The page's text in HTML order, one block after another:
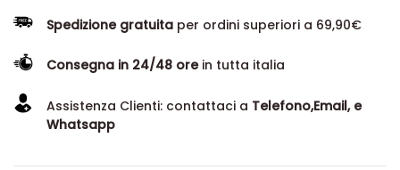
Spedizione gratuita per ordini superiori a 69,90€
Consegna in 24/48 orein tutta italia
Assistenza Clienti: contattaci a Telefono,Email, e
Whatsapp